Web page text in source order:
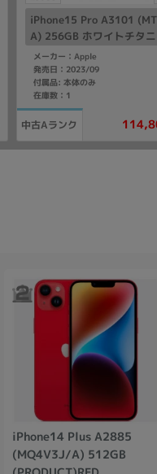
iPhone15 Pro A3101
A) 256GB ホワイトチタ
【SoftBank版SIMフリー】
メーカー：Apple
発売日：2023/09
付属品: 本体のみ
在庫数：1
中古Aランク
iPhone14 Plus A2885
(MQ4V3J/A) 512GB